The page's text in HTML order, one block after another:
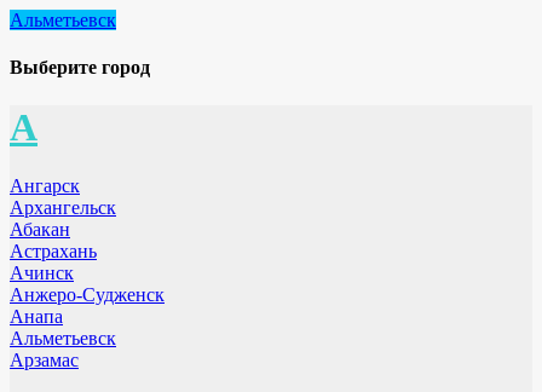
Альметьевск
Выберите город
А
Ангарск
Архангельск
Абакан
Астрахань
Ачинск
Анжеро-Судженск
Анапа
Альметьевск
Арзамас